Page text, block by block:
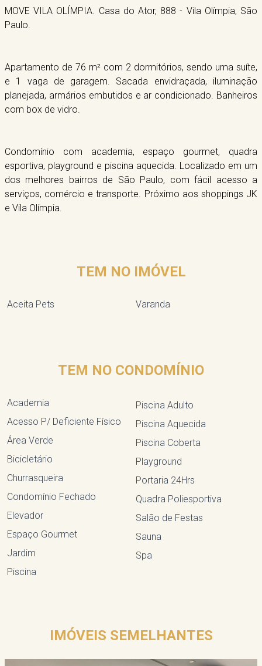
MOVE VILA OLÍMPIA. Casa do Ator, 888 - Vila Olímpia, São
Paulo.
Apartamento de 76 m² com 2 dormitórios, sendo uma suíte,
e 1 vaga de garagem. Sacada envidraçada, iluminação
planejada, armários embutidos e ar condicionado. Banheiros
com box de vidro.
Condomínio com academia, espaço gourmet, quadra
esportiva, playground e piscina aquecida. Localizado em um
dos melhores bairros de São Paulo, com fácil acesso a
serviços, comércio e transporte. Próximo aos shoppings JK
e Vila Olímpia.
TEM NO IMÓVEL
Aceita Pets Varanda
TEM NO CONDOMÍNIO
Academia
Acesso P/ Deficiente Físico
Área Verde
Bicicletário
Churrasqueira
Condomínio Fechado
Elevador
Espaço Gourmet
Jardim
Piscina
Piscina Adulto
Piscina Aquecida
Piscina Coberta
Playground
Portaria 24Hrs
Quadra Poliesportiva
Salão de Festas
Sauna
Spa
IMÓVEIS SEMELHANTES